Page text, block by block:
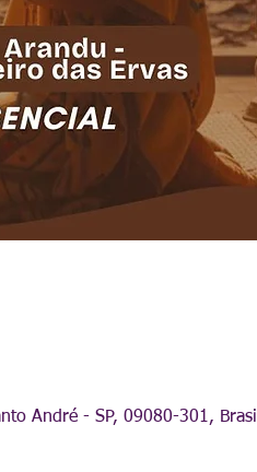
André - SP, 09080-301, Brasil